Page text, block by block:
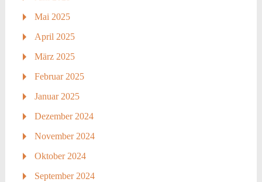
Mai 2025
April 2025
März 2025
Februar 2025
Januar 2025
Dezember 2024
November 2024
Oktober 2024
September 2024